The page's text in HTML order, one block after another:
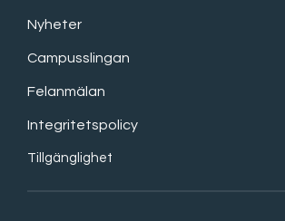
Nyheter
Campusslingan
Felanmälan
Integritetspolicy
Tillgänglighet